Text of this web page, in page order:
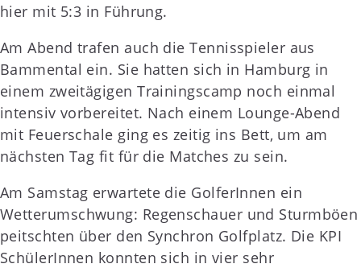
hier mit 5:3 in Führung.
Am Abend trafen auch die Tennisspieler aus
Bammental ein. Sie hatten sich in Hamburg in
einem zweitägigen Trainingscamp noch einmal
intensiv vorbereitet. Nach einem Lounge-Abend
mit Feuerschale ging es zeitig ins Bett, um am
nächsten Tag fit für die Matches zu sein.
Am Samstag erwartete die GolferInnen ein
Wetterumschwung: Regenschauer und Sturmböen
peitschten über den Synchron Golfplatz. Die KPI
SchülerInnen konnten sich in vier sehr